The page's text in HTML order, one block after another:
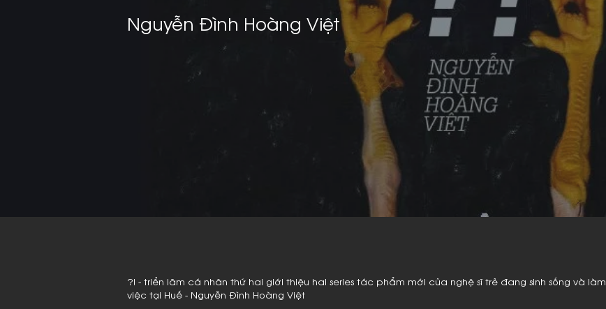
Nguyễn Đình Hoàng Việt
?! - triển lãm cá nhân thứ hai giới thiệu hai series tác phẩm mới của nghệ sĩ trẻ đang sinh sống và làm
việc tại Huế - Nguyễn Đình Hoàng Việt